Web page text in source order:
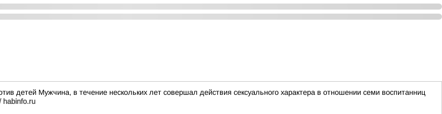
детей Мужчина, в течение нескольких лет совершал действия сексуального характера в отношении семи воспитанниц